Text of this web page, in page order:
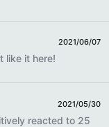
2021/06/07
like it here!
2021/05/30
reacted to 25